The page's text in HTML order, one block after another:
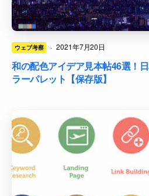
ウェブ考察 · 2021年7月20日
和の配色アイデア見本帖46選！
ラーパレット【保存版】